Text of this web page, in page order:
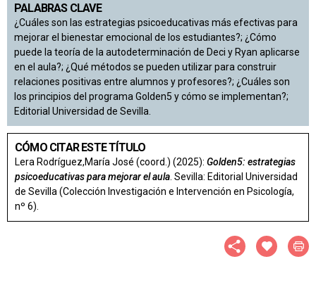
PALABRAS CLAVE
¿Cuáles son las estrategias psicoeducativas más efectivas para
mejorar el bienestar emocional de los estudiantes?; ¿Cómo
puede la teoría de la autodeterminación de Deci y Ryan aplicarse
en el aula?; ¿Qué métodos se pueden utilizar para construir
relaciones positivas entre alumnos y profesores?; ¿Cuáles son
los principios del programa Golden5 y cómo se implementan?;
Editorial Universidad de Sevilla.
CÓMO CITAR ESTE TÍTULO
Lera Rodríguez,María José (coord.) (2025): Golden5: estrategias
psicoeducativas para mejorar el aula . Sevilla: Editorial Universidad
de Sevilla (Colección Investigación e Intervención en Psicología,
nº 6).